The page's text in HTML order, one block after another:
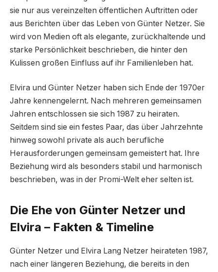
sie nur aus vereinzelten öffentlichen Auftritten oder
aus Berichten über das Leben von Günter Netzer. Sie
wird von Medien oft als elegante, zurückhaltende und
starke Persönlichkeit beschrieben, die hinter den
Kulissen großen Einfluss auf ihr Familienleben hat.
Elvira und Günter Netzer haben sich Ende der 1970er
Jahre kennengelernt. Nach mehreren gemeinsamen
Jahren entschlossen sie sich 1987 zu heiraten.
Seitdem sind sie ein festes Paar, das über Jahrzehnte
hinweg sowohl private als auch berufliche
Herausforderungen gemeinsam gemeistert hat. Ihre
Beziehung wird als besonders stabil und harmonisch
beschrieben, was in der Promi-Welt eher selten ist.
Die Ehe von Günter Netzer und
Elvira – Fakten & Timeline
Günter Netzer und Elvira Lang Netzer heirateten 1987,
nach einer längeren Beziehung, die bereits in den